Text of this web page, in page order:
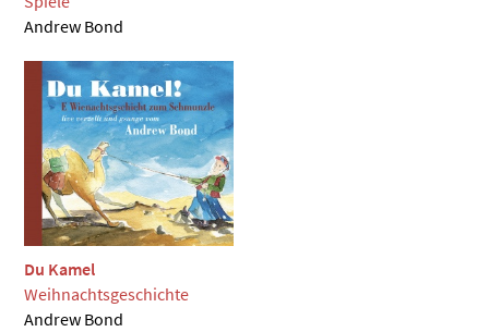
Andrew Bond
Du Kamel
Weihnachtsgeschichte
Andrew Bond